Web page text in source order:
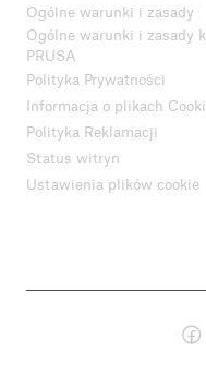
Ogólne warunki i zasady
Ogólne warunki i zasady
PRUSA
Polityka Prywatności
Informacja o plikach
Polityka Reklamacji
Status witryn
Ustawienia plików cookie